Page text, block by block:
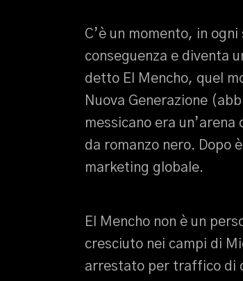
C’è un momento, in
conseguenza e diventa
detto El Mencho, quel
Nuova Generazione
messicano era
da romanzo nero. Dopo
marketing globale.
El Mencho non è un
cresciuto nei campi di
arrestato per traffico di